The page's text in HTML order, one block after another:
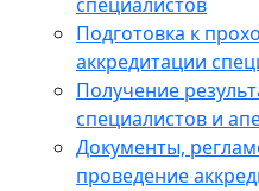
Подготовка к
аккредитации
Получение
специалистов и
Документы,
проведение